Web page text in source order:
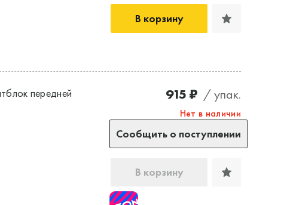
В корзину
передней
915 ₽ / упак.
Нет в наличии
Сообщить о поступлении
В корзину